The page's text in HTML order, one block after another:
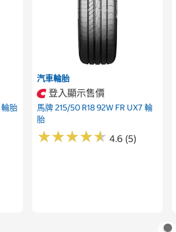
輪胎
汽車輪胎
登入顯示售價
馬牌 215/50 R18 92W FR UX7 輪
胎
★★★★★
★★★★★ 4.6 (5)